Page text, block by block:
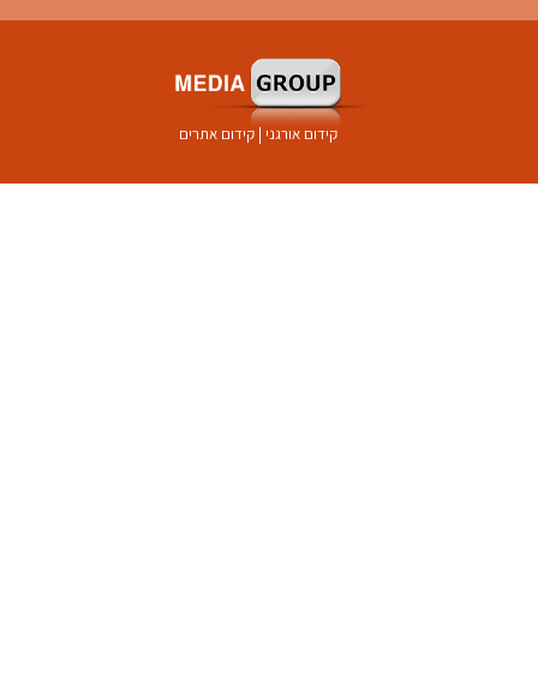
קידום אורגני קידום אתרים